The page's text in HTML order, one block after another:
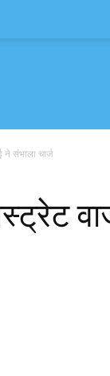
ने संभाला चार्ज